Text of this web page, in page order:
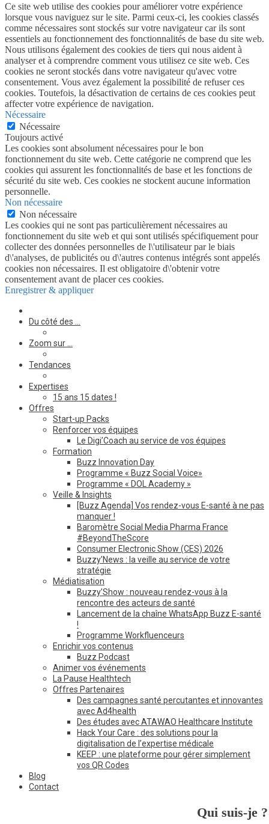
Ce site web utilise des cookies pour améliorer votre expérience
lorsque vous naviguez sur le site. Parmi ceux-ci, les cookies classés
comme nécessaires sont stockés sur votre navigateur car ils sont
essentiels au fonctionnement des fonctionnalités de base du site web.
Nous utilisons également des cookies de tiers qui nous aident à
analyser et à comprendre comment vous utilisez ce site web. Ces
cookies ne seront stockés dans votre navigateur qu'avec votre
consentement. Vous avez également la possibilité de refuser ces
cookies. Toutefois, la désactivation de certains de ces cookies peut
affecter votre expérience de navigation.
Nécessaire
Nécessaire
Toujours activé
Les cookies sont absolument nécessaires pour le bon
fonctionnement du site web. Cette catégorie ne comprend que les
cookies qui assurent les fonctionnalités de base et les fonctions de
sécurité du site web. Ces cookies ne stockent aucune information
personnelle.
Non nécessaire
Non nécessaire
Les cookies qui ne sont pas particulièrement nécessaires au
fonctionnement du site web et qui sont utilisés spécifiquement pour
collecter des données personnelles de l\'utilisateur par le biais
d\'analyses, de publicités ou d\'autres contenus intégrés sont appelés
cookies non nécessaires. Il est obligatoire d\'obtenir votre
consentement avant de placer ces cookies.
Enregistrer & appliquer
Du côté des …
Zoom sur …
Tendances
Expertises
15 ans 15 dates !
Offres
Start-up Packs
Renforcer vos équipes
Le Digi’Coach au service de vos équipes
Formation
Buzz Innovation Day
Programme « Buzz Social Voice»
Programme « DOL Academy »
Veille & Insights
[Buzz Agenda] Vos rendez-vous E-santé à ne pas
manquer !
Baromètre Social Media Pharma France
#BeyondTheScore
Consumer Electronic Show (CES) 2026
Buzzy’News : la veille au service de votre
stratégie
Médiatisation
Buzzy’Show : nouveau rendez-vous à la
rencontre des acteurs de santé
Lancement de la chaîne WhatsApp Buzz E-santé
!
Programme Workfluenceurs
Enrichir vos contenus
Buzz Podcast
Animer vos événements
La Pause Healthtech
Offres Partenaires
Des campagnes santé percutantes et innovantes
avec Ad4health
Des études avec ATAWAO Healthcare Institute
Hack Your Care : des solutions pour la
digitalisation de l’expertise médicale
KEEP : une plateforme pour gérer simplement
vos QR Codes
Blog
Contact
Qui suis-je ?